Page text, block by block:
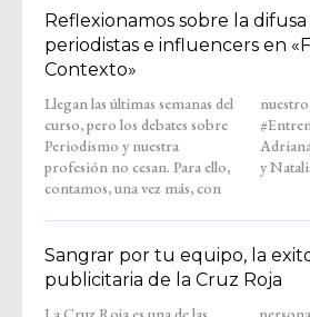
Reflexionamos sobre la
periodistas e influencers en
Contexto»
Llegan las últimas semanas del
curso, pero los debates sobre
Periodismo y nuestra
profesión no cesan. Para ello,
contamos, una vez más, con
nuestro propio podcast de
#Entremedios. Laura Jiménez,
Adriana Pérez, Gisela de Mur
y
Sangrar por tu equipo, la
publicitaria de la Cruz Roja